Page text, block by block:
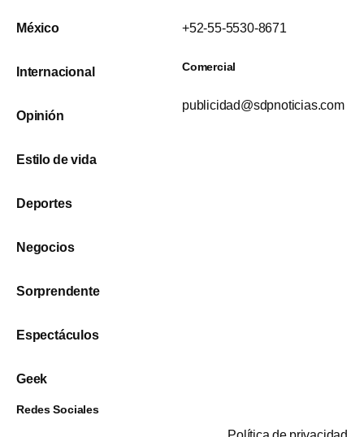
México
Internacional
Opinión
Estilo de vida
Deportes
Negocios
Sorprendente
Espectáculos
Geek
+52-55-5530-8671
Comercial
publicidad@sdpnoticias.com
Redes Sociales